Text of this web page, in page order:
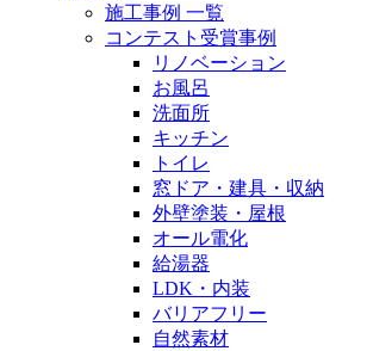
施工事例 一覧
コンテスト受賞事例
リノベーション
お風呂
洗面所
キッチン
トイレ
窓ドア・建具・収納
外壁塗装・屋根
オール電化
給湯器
LDK・内装
バリアフリー
自然素材